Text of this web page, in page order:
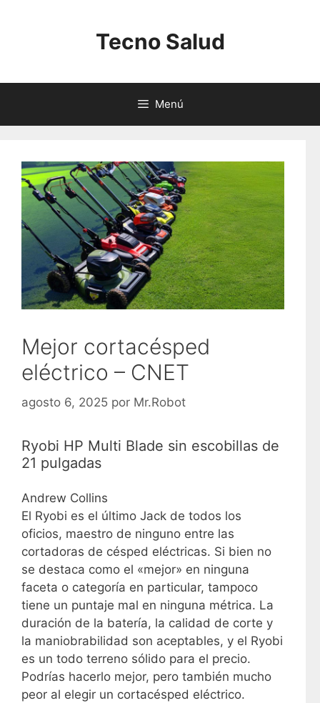
Tecno Salud
Menú
Mejor cortacésped
eléctrico – CNET
agosto 6, 2025 por Mr.Robot
Ryobi HP Multi Blade sin escobillas de
21 pulgadas
Andrew Collins
El Ryobi es el último Jack de todos los
oficios, maestro de ninguno entre las
cortadoras de césped eléctricas. Si bien no
se destaca como el «mejor» en ninguna
faceta o categoría en particular, tampoco
tiene un puntaje mal en ninguna métrica. La
duración de la batería, la calidad de corte y
la maniobrabilidad son aceptables, y el Ryobi
es un todo terreno sólido para el precio.
Podrías hacerlo mejor, pero también mucho
peor al elegir un cortacésped eléctrico.